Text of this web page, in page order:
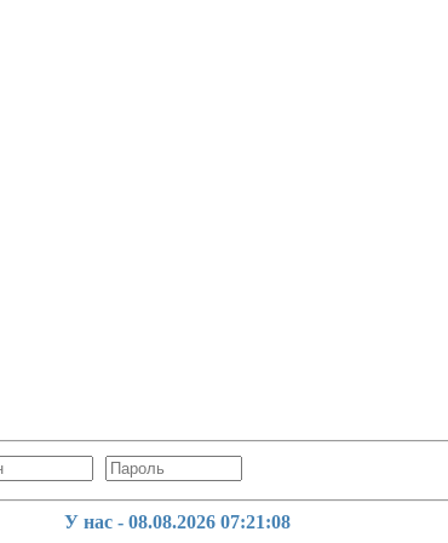
У нас - 08.08.2026 07:21:10